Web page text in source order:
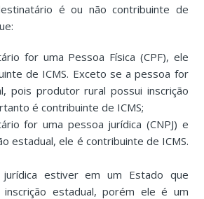
é ou não contribuinte de
for uma Pessoa Física (CPF), ele
de ICMS. Exceto se a pessoa for
pois produtor rural possui inscrição
é contribuinte de ICMS;
for uma pessoa jurídica (CNPJ) e
estadual, ele é contribuinte de ICMS.
estiver em um Estado que
estadual, porém ele é um